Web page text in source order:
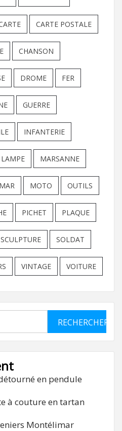
CARTE POSTALE
CHANSON
DROME FER
GUERRE
INFANTERIE
LAMPE MARSANNE
MOTO OUTILS
PICHET PLAQUE
SCULPTURE SOLDAT
VINTAGE VOITURE
en pendule
à couture en tartan
Montélimar